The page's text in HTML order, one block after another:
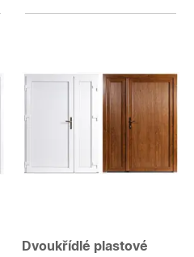
Dvoukřídlé plastové